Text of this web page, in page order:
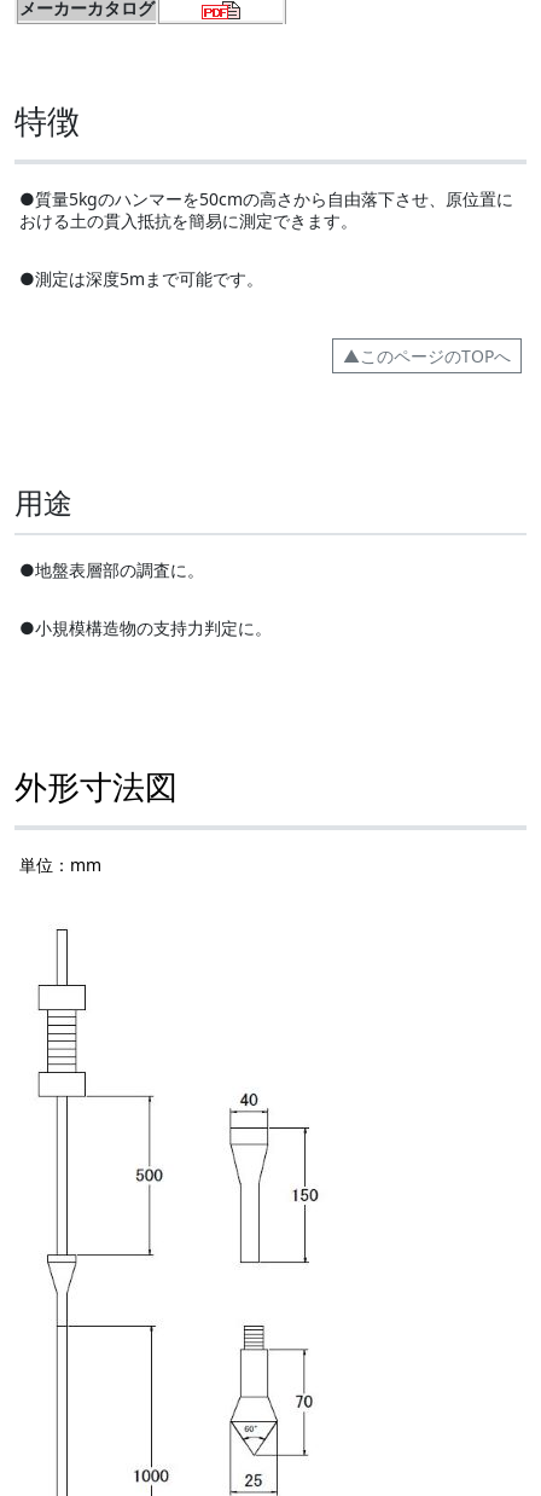
メーカーカタログ
特徴
●質量5kgのハンマーを50cmの高さから自由落下させ、原位置に
おける土の貫入抵抗を簡易に測定できます。
●測定は深度5mまで可能です。
▲このページのTOPへ
用途
●地盤表層部の調査に。
●小規模構造物の支持力判定に。
外形寸法図
単位：mm